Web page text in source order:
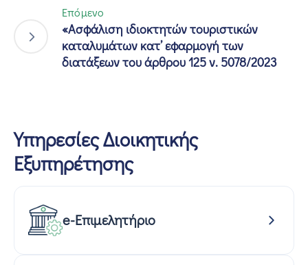
Επόμενο
«Ασφάλιση ιδιοκτητών τουριστικών
καταλυμάτων κατ’ εφαρμογή των
διατάξεων του άρθρου 125 ν. 5078/2023
Υπηρεσίες Διοικητικής
Εξυπηρέτησης
e-Επιμελητήριο